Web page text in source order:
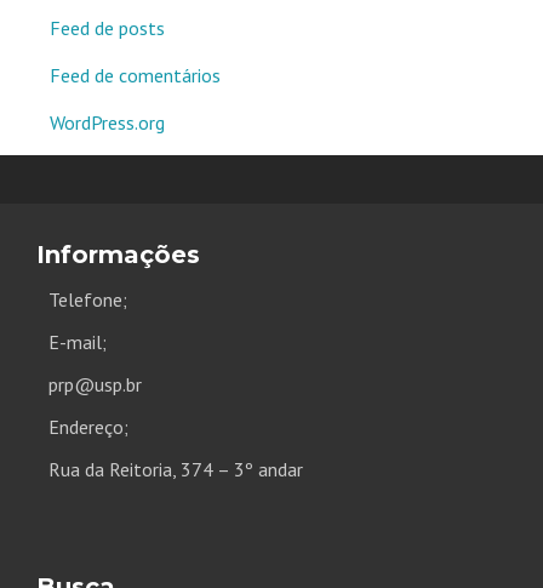
Feed de posts
Feed de comentários
WordPress.org
Informações
Telefone;
E-mail;
prp@usp.br
Endereço;
Rua da Reitoria, 374 – 3º andar